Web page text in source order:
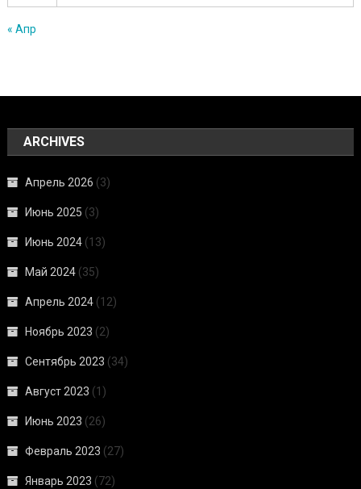
« Апр
ARCHIVES
Апрель 2026 (3)
Июнь 2025 (3)
Июнь 2024 (13)
Май 2024 (35)
Апрель 2024 (12)
Ноябрь 2023 (2)
Сентябрь 2023 (34)
Август 2023 (1)
Июнь 2023 (26)
Февраль 2023 (27)
Январь 2023 (72)